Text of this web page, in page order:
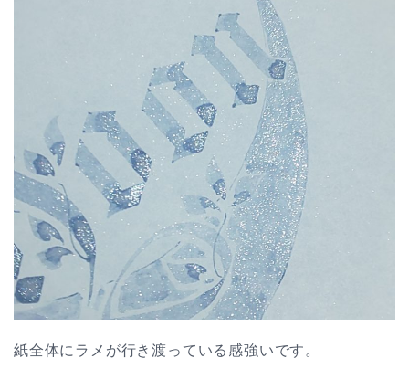
紙全体にラメが行き渡っている感強いです。